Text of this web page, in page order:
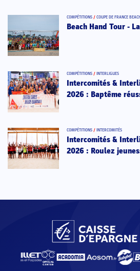
COMPÉTITIONS / COUPE DE FRANCE
Beach Hand Tour -
COMPÉTITIONS / INTERLIGUES
Intercomités &
2026 : Baptême
COMPÉTITIONS / INTERCOMITÉS
Intercomités &
2026 : Roulez